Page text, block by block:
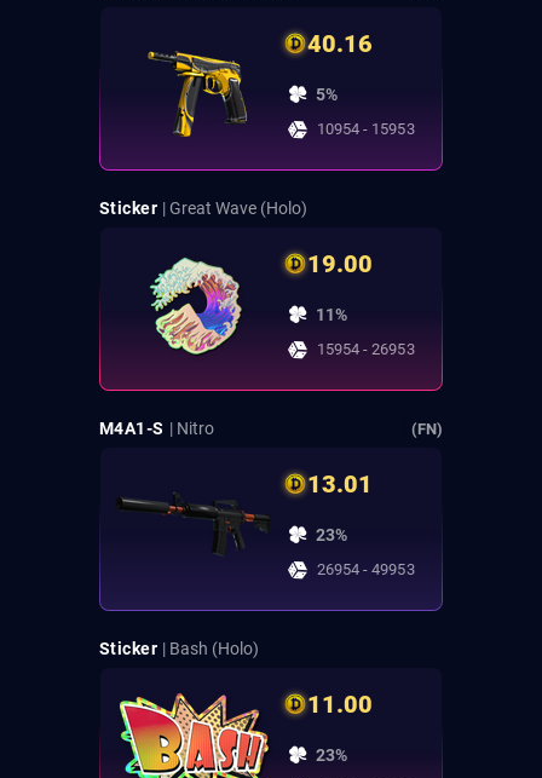
40.16
5%
10954 - 15953
Sticker | Great Wave (Holo)
19.00
11%
15954 - 26953
M4A1-S | Nitro (FN)
13.01
23%
26954 - 49953
Sticker | Bash (Holo)
11.00
23%